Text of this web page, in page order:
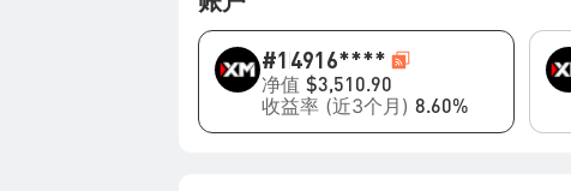
#1 4916****
净值 $3,510.90
收益率 (近3个月) 8.60%